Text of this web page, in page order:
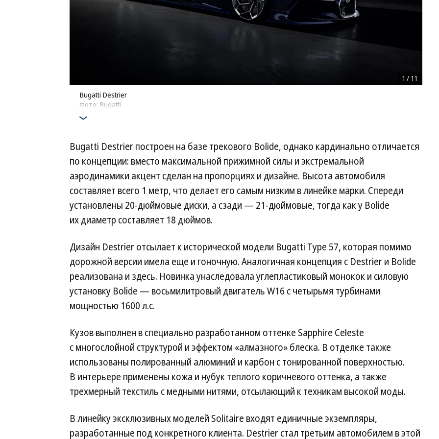
Bugatti Destrier
Фото: Bugatti
1 / 11
Bugatti Destrier построен на базе трекового Bolide, однако кардинально отличается
по концепции: вместо максимальной прижимной силы и экстремальной
аэродинамики акцент сделан на пропорциях и дизайне. Высота автомобиля
составляет всего 1 метр, что делает его самым низким в линейке марки. Спереди
установлены 20-дюймовые диски, а сзади — 21-дюймовые, тогда как у Bolide
их диаметр составляет 18 дюймов.
Дизайн Destrier отсылает к исторической модели Bugatti Type 57, которая помимо
дорожной версии имела еще и гоночную. Аналогичная концепция с Destrier и Bolide
реализована и здесь. Новинка унаследовала углепластиковый монокок и силовую
установку Bolide — восьмилитровый двигатель W16 с четырьмя турбинами
мощностью 1600 л.с.
Кузов выполнен в специально разработанном оттенке Sapphire Celeste
с многослойной структурой и эффектом «алмазного» блеска. В отделке также
использованы полированный алюминий и карбон с тонированной поверхностью.
В интерьере применены кожа и нубук теплого коричневого оттенка, а также
трехмерный текстиль с медными нитями, отсылающий к техникам высокой моды.
В линейку эксклюзивных моделей Solitaire входят единичные экземпляры,
разработанные под конкретного клиента. Destrier стал третьим автомобилем в этой